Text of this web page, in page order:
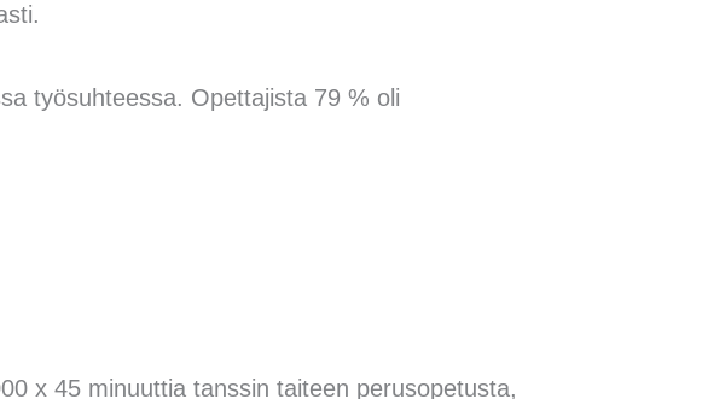
työsuhteessa. Opettajista 79 % oli
x 45 minuuttia tanssin taiteen perusopetusta,